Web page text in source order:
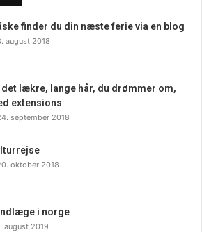
finder du din næste ferie via en blog
august 2018
det lækre, lange hår, du drømmer om,
extensions
september 2018
oktober 2018
i norge
august 2019